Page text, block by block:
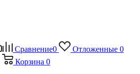
Сравнение0 Отложенные 0
Корзина 0